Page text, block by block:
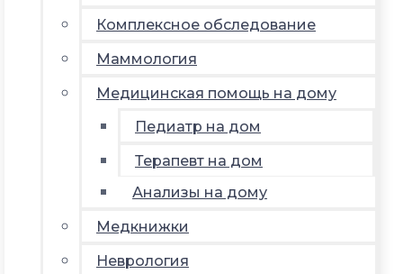
Комплексное обследование
Маммология
Медицинская помощь на дому
Педиатр на дом
Терапевт на дом
Анализы на дому
Медкнижки
Неврология